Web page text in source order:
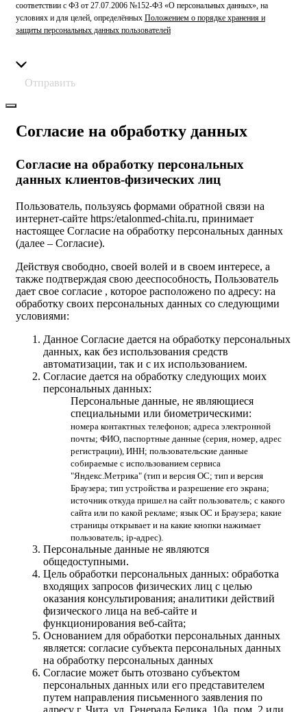
соответствии с ФЗ от 27.07.2006 №152-ФЗ «О персональных данных», на
условиях и для целей, определённых Положением о порядке хранения и
защиты персональных данных пользователей
Отправить
Согласие на обработку данных
Согласие на обработку персональных
данных клиентов-физических лиц
Пользователь, пользуясь формами обратной связи на
интернет-сайте https:/etalonmed-chita.ru, принимает
настоящее Согласие на обработку персональных данных
(далее – Согласие).
Действуя свободно, своей волей и в своем интересе, а
также подтверждая свою дееспособность, Пользователь
дает свое согласие , которое расположено по адресу: на
обработку своих персональных данных со следующими
условиями:
Данное Согласие дается на обработку персональных
данных, как без использования средств
автоматизации, так и с их использованием.
Согласие дается на обработку следующих моих
персональных данных:
Персональные данные, не являющиеся
специальными или биометрическими:
номера контактных телефонов; адреса электронной
почты; ФИО, паспортные данные (серия, номер, адрес
регистрации), ИНН; пользовательские данные
собираемые с использованием сервиса
"Яндекс.Метрика" (тип и версия ОС; тип и версия
Браузера; тип устройства и разрешение его экрана;
источник откуда пришел на сайт пользователь; с какого
сайта или по какой рекламе; язык ОС и Браузера; какие
страницы открывает и на какие кнопки нажимает
пользователь; ip-адрес).
Персональные данные не являются
общедоступными.
Цель обработки персональных данных: обработка
входящих запросов физических лиц с целью
оказания консультирования; аналитики действий
физического лица на веб-сайте и
функционирования веб-сайта;
Основанием для обработки персональных данных
является: согласие субъекта персональных данных
на обработку персональных данных
Согласие может быть отозвано субъектом
персональных данных или его представителем
путем направления письменного заявления по
адресу г. Чита, ул. Генерала Белика, 10а, пом. 2 или